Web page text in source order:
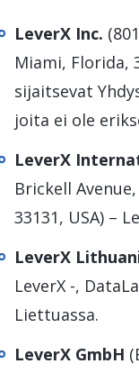
LeverX Inc.
Miami, Florida,
sijaitsevat
joita ei ole
LeverX
Brickell
33131, USA) –
LeverX
LeverX -,
Liettuassa.
LeverX GmbH